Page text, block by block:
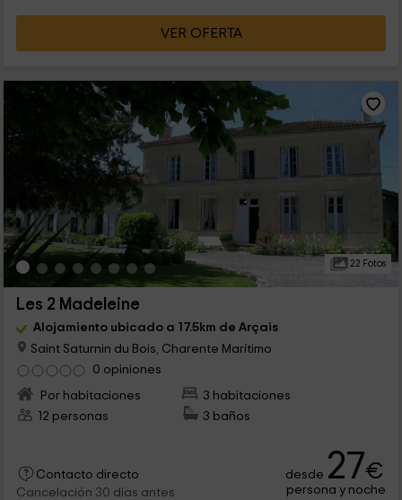
VER OFERTA
22 Fotos
Les 2 Madeleine
Alojamiento ubicado a 17.5km de Arçais
Saint Saturnin du Bois, Charente Marítimo
0 opiniones
Por habitaciones
3 habitaciones
12 personas
3 baños
Contacto directo
Cancelación 30 días antes
desde 27€
persona y noche